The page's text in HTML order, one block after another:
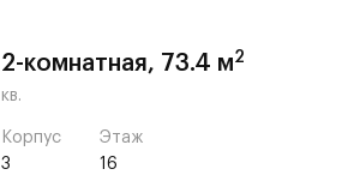
2-комнатная, 73.4 м2
кв.
Корпус
3
Этаж
16